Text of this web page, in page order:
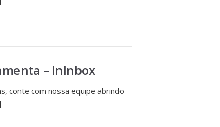
– InInbox
conte com nossa equipe abrindo